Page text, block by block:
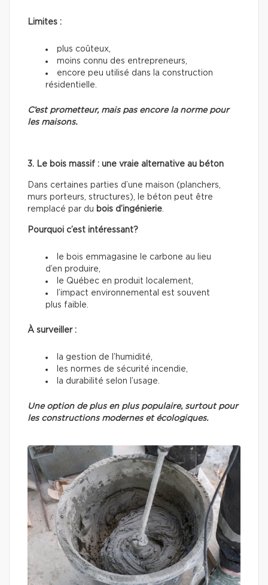
Limites :
plus coûteux,
moins connu des entrepreneurs,
encore peu utilisé dans la construction
résidentielle.
C’est prometteur, mais pas encore la norme pour
les maisons.
3. Le bois massif : une vraie alternative au béton
Dans certaines parties d’une maison (planchers,
murs porteurs, structures), le béton peut être
remplacé par du bois d’ingénierie.
Pourquoi c’est intéressant?
le bois emmagasine le carbone au lieu
d’en produire,
le Québec en produit localement,
l’impact environnemental est souvent
plus faible.
À surveiller :
la gestion de l’humidité,
les normes de sécurité incendie,
la durabilité selon l’usage.
Une option de plus en plus populaire, surtout pour
les constructions modernes et écologiques.